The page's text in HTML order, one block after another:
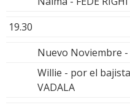
19.30
Nuevo Noviembre -
Willie - por el
VADALA